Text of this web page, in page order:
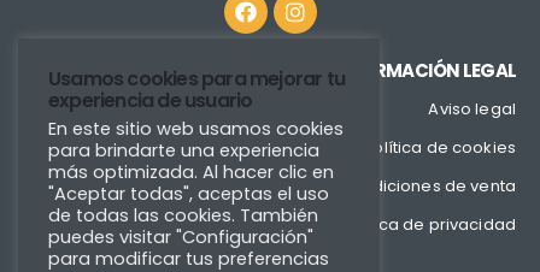
INFORMACIÓN LEGAL
Aviso legal
Política de cookies
Condiciones de venta
Política de privacidad
Usamos cookies para mejorar tu
experiencia de usuario
En este sitio web usamos cookies
para brindarte una experiencia
más optimizada. Al hacer clic en
"Aceptar todas", aceptas el uso
de todas las cookies. También
puedes visitar "Configuración"
para modificar tus preferencias